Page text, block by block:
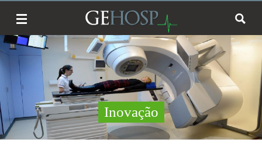
Inovação